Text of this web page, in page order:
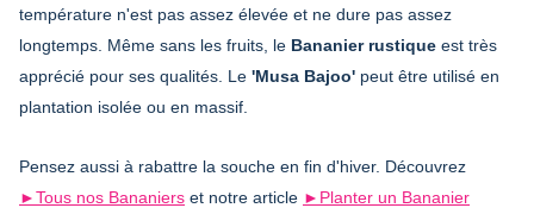
température n'est pas assez élevée et ne dure pas assez
longtemps. Même sans les fruits, le Bananier rustique est très
apprécié pour ses qualités. Le 'Musa Bajoo' peut être utilisé en
plantation isolée ou en massif.
Pensez aussi à rabattre la souche en fin d'hiver. Découvrez
►Tous nos Bananiers et notre article ►Planter un Bananier